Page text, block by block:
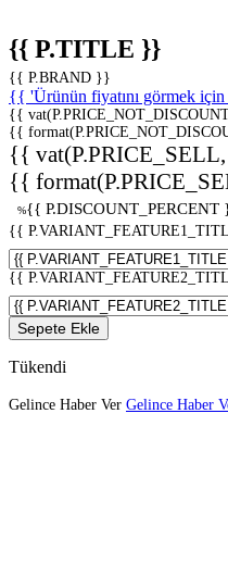
{{ P.TITLE }}
{{ P.BRAND }}
{{ 'Ürünün fiyatını görmek
{{
{{
{{
{{
%{{ P.DISCOUNT_PERCENT
{{
{{
Sepete Ekle
Tükendi
Gelince Haber Ver Gelince Haber